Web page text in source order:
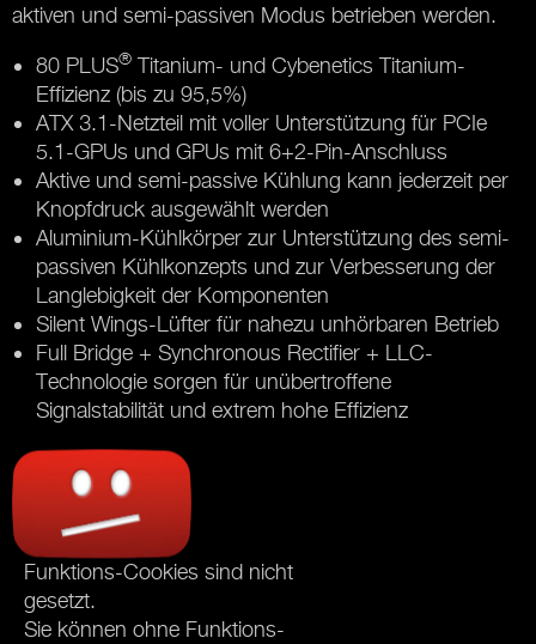
aktiven und semi-passiven Modus betrieben werden.
80 PLUS® Titanium- und Cybenetics Titanium-
Effizienz (bis zu 95,5%)
ATX 3.1-Netzteil mit voller Unterstützung für PCIe
5.1-GPUs und GPUs mit 6+2-Pin-Anschluss
Aktive und semi-passive Kühlung kann jederzeit per
Knopfdruck ausgewählt werden
Aluminium-Kühlkörper zur Unterstützung des semi-
passiven Kühlkonzepts und zur Verbesserung der
Langlebigkeit der Komponenten
Silent Wings-Lüfter für nahezu unhörbaren Betrieb
Full Bridge + Synchronous Rectifier + LLC-
Technologie sorgen für unübertroffene
Signalstabilität und extrem hohe Effizienz
Funktions-Cookies sind nicht
gesetzt.
Sie können ohne Funktions-